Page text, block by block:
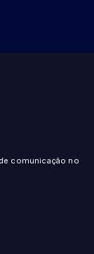
comunicação no